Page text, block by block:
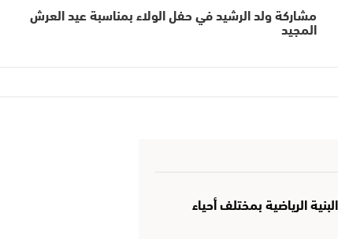
مشاركة ولد الرشيد في حفل الولاء بمناسبة عيد العرش
المجيد
الرياضية بمختلف أحياء